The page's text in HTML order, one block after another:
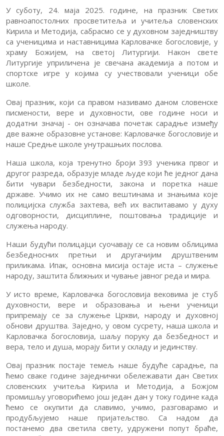
оцењивања
набавке
Контакт
У суботу, 24. маја 2025. године, на празник Светих
равноапостолних просветитеља и учитеља словенских
Кирила и Методија, сабрасмо се у духовном заједништву
са ученицима и наставницима Карловачке богословије, у
храму Божијем, на светој Литургији. Након свете
Литургије уприличена је свечана академија а потом и
спортске игре у којима су учествовали ученици обе
школе.
Овај празник, који са правом називамо даном словенске
писмености, вере и духовности, ове године носи и
додатни значај - он означава почетак сарадње између
две важне образовне установе: Карловачке богословије и
наше Средње школе унутрашњих послова.
Наша школа, која тренутно броји 393 ученика првог и
другог разреда, образује младе људе који ће једног дана
бити чувари безбедности, закона и поретка наше
државе. Учимо их не само вештинама и знањима које
полицијска служба захтева, већ их васпитавамо у духу
одговорности, дисциплине, поштовања традиције и
служења народу.
Наши будући полицајци суочавају се са новим облицима
безбедносних претњи и другачијим друштвеним
приликама. Ипак, основна мисија остаје иста – служење
народу, заштита ближњих и чување јавног реда и мира.
У исто време, Карловачка богословија вековима је стуб
духовности, вере и образовања и њени ученици
припремају се за служење Цркви, народу и духовној
обнови друштва. Заједно, у овом сусрету, наша школа и
Карловачка богословија, шаљу поруку да безбедност и
вера, тело и душа, морају бити у складу и јединству.
Овај празник постаје темељ наше будуће сарадње, па
ћемо сваке године заједнички обележавати дан Светих
словенских учитеља Кирила и Методија, а Божјом
промишљу уговорићемо још један дан у току године када
ћемо се окупити да славимо, учимо, разговарамо и
продубљујемо наше пријатељство. Са надом да
постанемо два светила свету, удружени попут браће,